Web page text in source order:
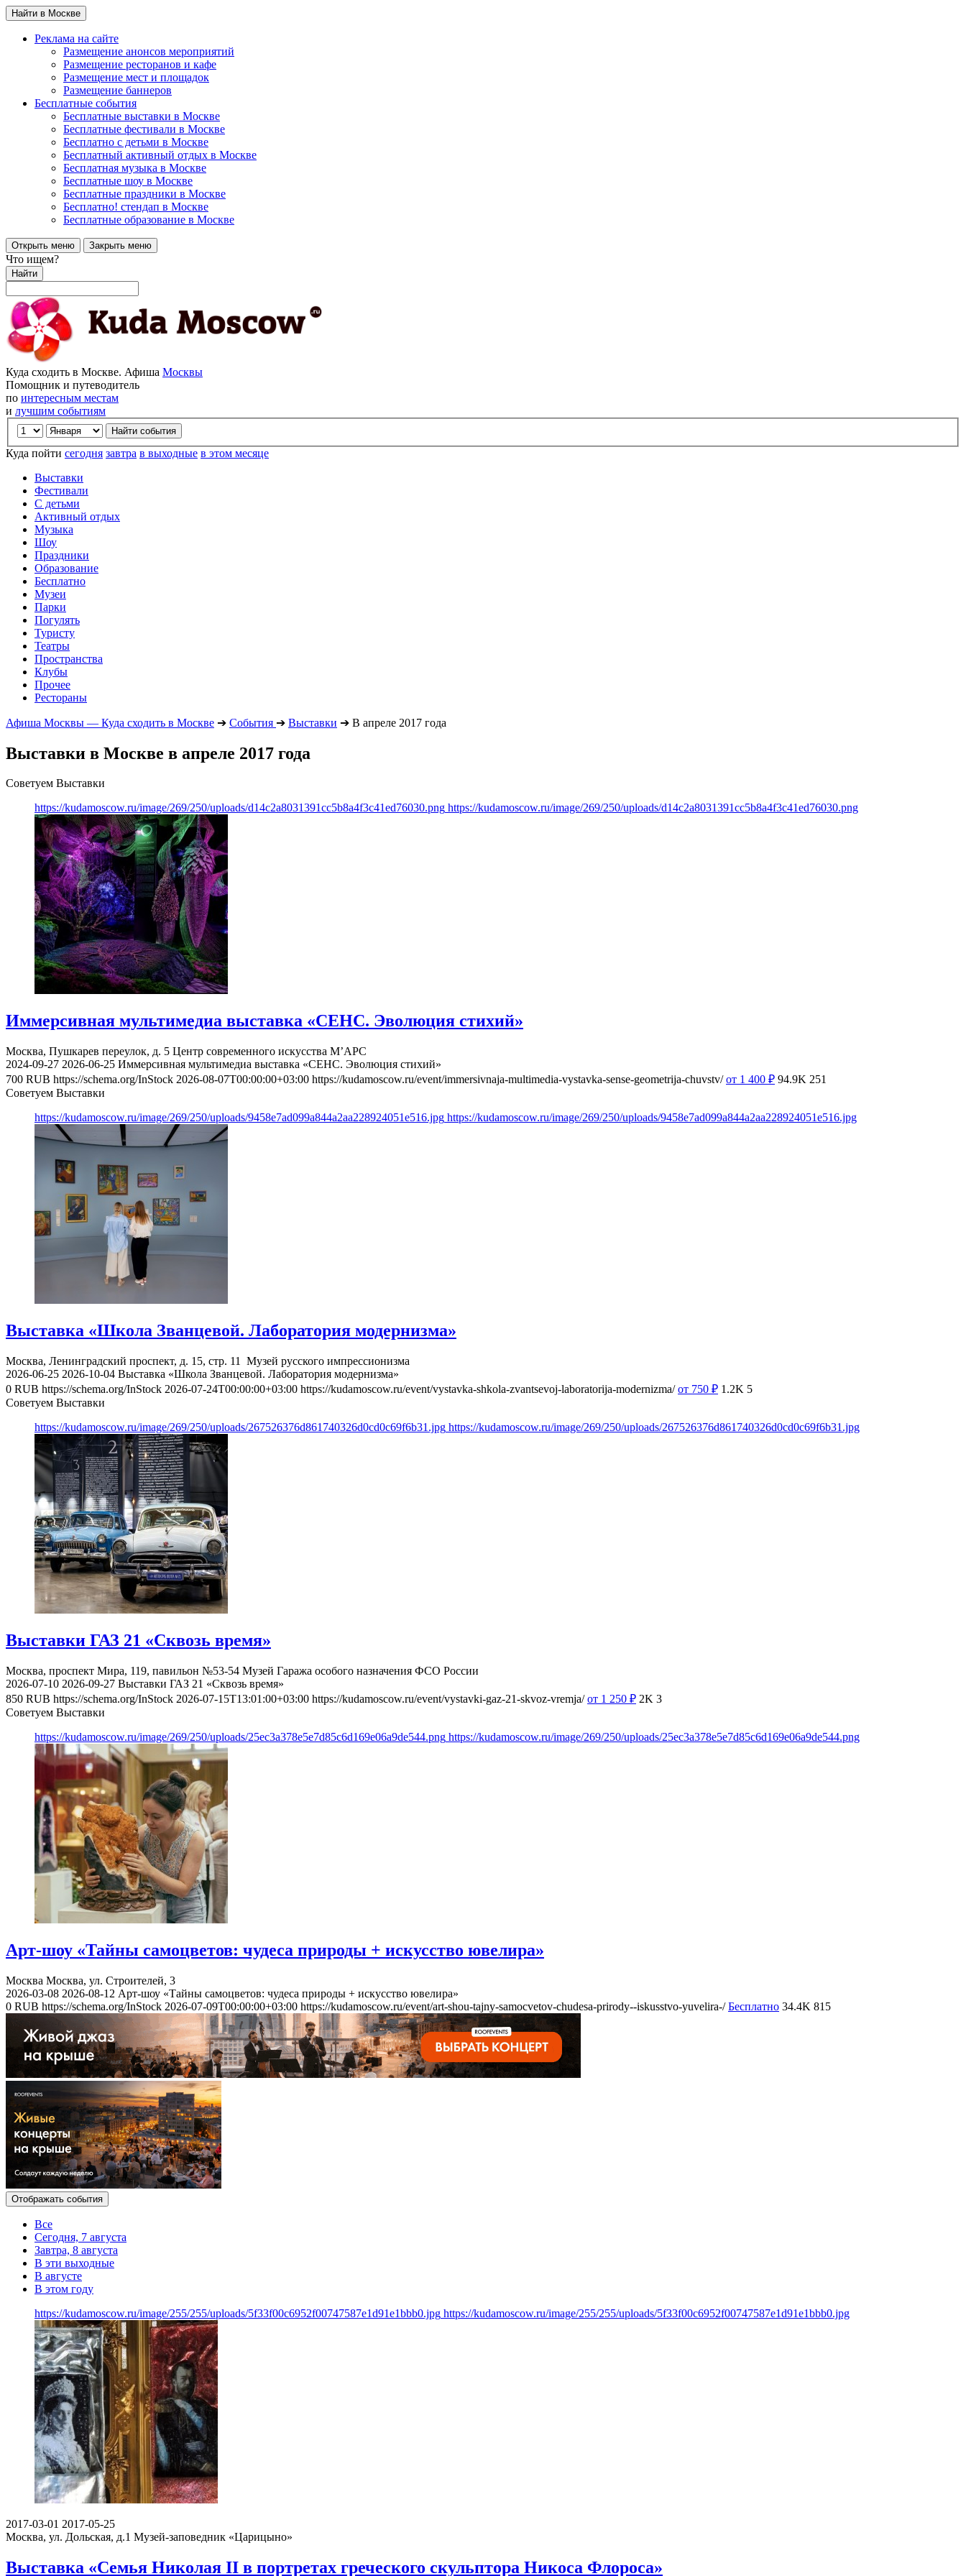
Найти в Москве
Реклама на сайте
Размещение анонсов мероприятий
Размещение ресторанов и кафе
Размещение мест и площадок
Размещение баннеров
Бесплатные события
Бесплатные выставки в Москве
Бесплатные фестивали в Москве
Бесплатно с детьми в Москве
Бесплатный активный отдых в Москве
Бесплатная музыка в Москве
Бесплатные шоу в Москве
Бесплатные праздники в Москве
Бесплатно! стендап в Москве
Бесплатные образование в Москве
Открыть меню Закрыть меню
Что ищем?
Найти
Куда сходить в Москве. Афиша Москвы
Помощник и путеводитель
по интересным местам
и лучшим событиям
Куда пойти сегодня завтра в выходные в этом месяце
Выставки
Фестивали
С детьми
Активный отдых
Музыка
Шоу
Праздники
Образование
Бесплатно
Музеи
Парки
Погулять
Туристу
Театры
Пространства
Клубы
Прочее
Рестораны
Афиша Москвы — Куда сходить в Москве ➔ События ➔ Выставки ➔ В апреле 2017 года
Выставки в Москве в апреле 2017 года
Советуем Выставки
https://kudamoscow.ru/image/269/250/uploads/d14c2a8031391cc5b8a4f3c41ed76030.png https://kudamoscow.ru/image/269/250/uploads/d14c2a8031391cc5b8a4f3c41ed76030.png
Иммерсивная мультимедиа выставка «СЕНС. Эволюция стихий»
Москва, Пушкарев переулок, д. 5 Центр современного искусства М’АРС
2024-09-27 2026-06-25 Иммерсивная мультимедиа выставка «СЕНС. Эволюция стихий»
700 RUB https://schema.org/InStock 2026-08-07T00:00:00+03:00 https://kudamoscow.ru/event/immersivnaja-multimedia-vystavka-sense-geometrija-chuvstv/ от 1 400 ₽ 94.9K 251
Советуем Выставки
https://kudamoscow.ru/image/269/250/uploads/9458e7ad099a844a2aa228924051e516.jpg https://kudamoscow.ru/image/269/250/uploads/9458e7ad099a844a2aa228924051e516.jpg
Выставка «Школа Званцевой. Лаборатория модернизма»
Москва, Ленинградский проспект, д. 15, стр. 11
Музей русского импрессионизма
2026-06-25 2026-10-04 Выставка «Школа Званцевой. Лаборатория модернизма»
0 RUB https://schema.org/InStock 2026-07-24T00:00:00+03:00 https://kudamoscow.ru/event/vystavka-shkola-zvantsevoj-laboratorija-modernizma/ от 750 ₽ 1.2K 5
Советуем Выставки
https://kudamoscow.ru/image/269/250/uploads/267526376d861740326d0cd0c69f6b31.jpg https://kudamoscow.ru/image/269/250/uploads/267526376d861740326d0cd0c69f6b31.jpg
Выставки ГАЗ 21 «Сквозь время»
Москва, проспект Мира, 119, павильон №53-54 Музей Гаража особого назначения ФСО России
2026-07-10 2026-09-27 Выставки ГАЗ 21 «Сквозь время»
850 RUB https://schema.org/InStock 2026-07-15T13:01:00+03:00 https://kudamoscow.ru/event/vystavki-gaz-21-skvoz-vremja/ от 1 250 ₽ 2K 3
Советуем Выставки
https://kudamoscow.ru/image/269/250/uploads/25ec3a378e5e7d85c6d169e06a9de544.png https://kudamoscow.ru/image/269/250/uploads/25ec3a378e5e7d85c6d169e06a9de544.png
Арт-шоу «Тайны самоцветов: чудеса природы + искусство ювелира»
Москва Москва, ул. Строителей, 3
2026-03-08 2026-08-12 Арт-шоу «Тайны самоцветов: чудеса природы + искусство ювелира»
0 RUB https://schema.org/InStock 2026-07-09T00:00:00+03:00 https://kudamoscow.ru/event/art-shou-tajny-samocvetov-chudesa-prirody--iskusstvo-yuvelira-/ Бесплатно 34.4K 815
Отображать события
Все
Сегодня, 7 августа
Завтра, 8 августа
В эти выходные
В августе
В этом году
https://kudamoscow.ru/image/255/255/uploads/5f33f00c6952f00747587e1d91e1bbb0.jpg https://kudamoscow.ru/image/255/255/uploads/5f33f00c6952f00747587e1d91e1bbb0.jpg
2017-03-01 2017-05-25
Москва, ул. Дольская, д.1 Музей-заповедник «Царицыно»
Выставка «Семья Николая II в портретах греческого скульптора Никоса Флороса»